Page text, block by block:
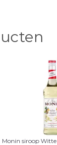
Monin siroop Witte